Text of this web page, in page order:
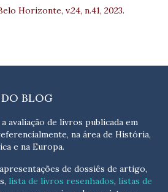
Horizonte, v.24, n.41, 2023.
BLOG
avaliação de livros publicada em
na área de História,
e na Europa.
de dossiês de artigo,
lista de livros resenhados, listas de